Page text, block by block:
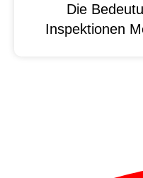
Die
Inspektionen